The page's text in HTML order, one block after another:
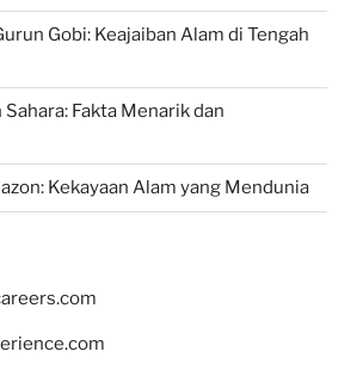
Gobi: Keajaiban Alam di Tengah
Fakta Menarik dan
Kekayaan Alam yang Mendunia